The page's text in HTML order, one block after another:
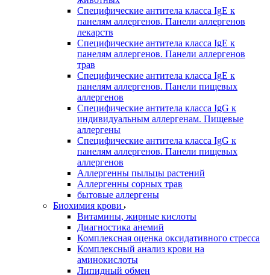
Специфические антитела класса IgE к
панелям аллергенов. Панели аллергенов
лекарств
Специфические антитела класса IgE к
панелям аллергенов. Панели аллергенов
трав
Специфические антитела класса IgE к
панелям аллергенов. Панели пищевых
аллергенов
Специфические антитела класса IgG к
индивидуальным аллергенам. Пищевые
аллергены
Специфические антитела класса IgG к
панелям аллергенов. Панели пищевых
аллергенов
Аллергенны пыльцы растений
Аллергенны сорных трав
бытовые аллергены
Биохимия крови
Витамины, жирные кислоты
Диагностика анемий
Комплексная оценка оксидативного стресса
Комплексный анализ крови на
аминокислоты
Липидный обмен